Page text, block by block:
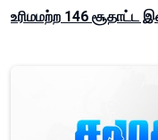
உரிமமற்ற 146